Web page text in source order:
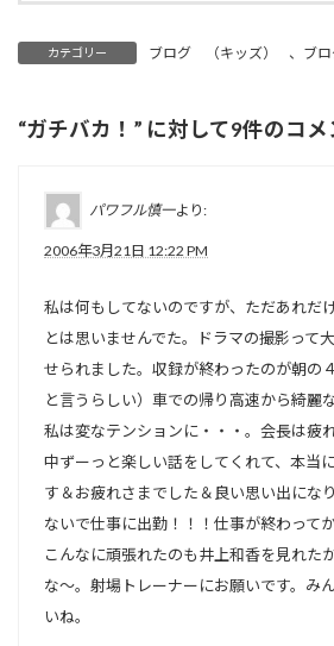
カテゴリー ブログ （キッズ） 、 ブロ
“ガチバカ！ ” に対して9件のコメ
パワフル慎一より:
2006年3月21日 12:22 PM
私は何もしてないのですが、ただあれだ
とは思いませんでた。ドラマの撮影って
せられました。収録が終わったのが朝の
と言うらしい）車での帰り高速から綺麗
私は変なテンションに・・・。会長は疲
中ずーっと楽しい話をしてくれて、本当
す＆お疲れさまでした＆良い思い出にな
ないで仕事に出勤！！！仕事が終わって
こんなに頑張れたのも井上和香を見れた
な～。射場トレーナーにお願いです。み
いね。